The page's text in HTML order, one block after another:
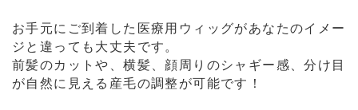
お手元にご到着した医療用ウィッグがあなたのイメー
ジと違っても大丈夫です。
前髪のカットや、横髪、顔周りのシャギー感、分け目
が自然に見える産毛の調整が可能です！